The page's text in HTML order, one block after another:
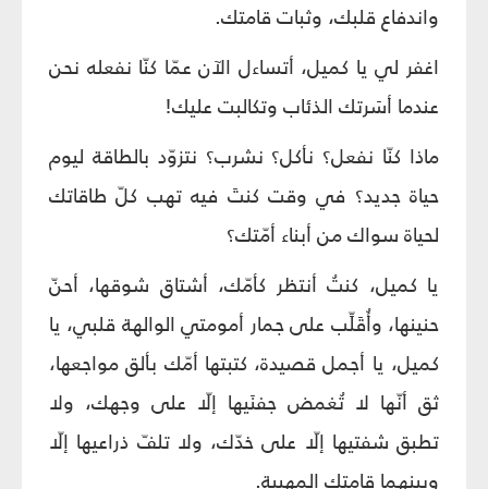
واندفاع قلبك، وثبات قامتك.
اغفر لي يا كميل، أتساءل الآن عمّا كنّا نفعله نحن
عندما أسَرتك الذئاب وتكالبت عليك!
ماذا كنّا نفعل؟ نأكل؟ نشرب؟ نتزوّد بالطاقة ليوم
حياة جديد؟ في وقت كنتَ فيه تهب كلّ طاقاتك
لحياة سواك من أبناء أمّتك؟
يا كميل، كنتُ أنتظر كأمّك، أشتاق شوقها، أحنّ
حنينها، وأُقَلِّب على جمار أمومتي الوالهة قلبي، يا
كميل، يا أجمل قصيدة، كتبتها أمّك بألق مواجعها،
ثق أنّها لا تُغمض جفنَيها إلّا على وجهك، ولا
تطبق شفتيها إلّا على خدّك، ولا تلفّ ذراعيها إلّا
وبينهما قامتك المهيبة.